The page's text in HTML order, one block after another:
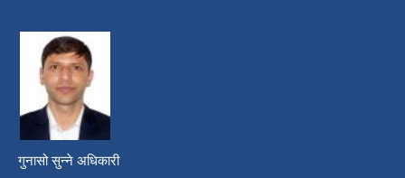
गुनासो सुन्ने अधिकारी